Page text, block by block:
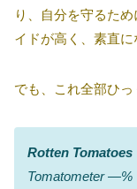
り、自分を守るた
イドが高く、素直に
でも、これ全部ひっ
Rotten Tomatoes
Tomatometer